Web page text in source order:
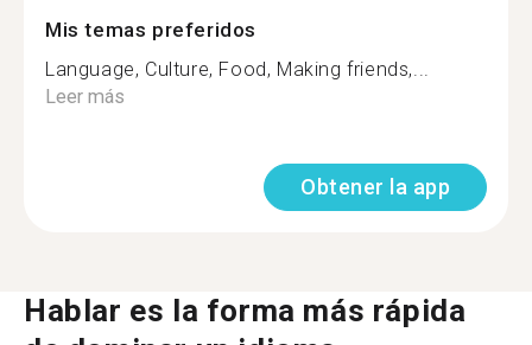
Mis temas preferidos
Language, Culture, Food, Making friends,...
Leer más
Obtener la app
Hablar es la forma más rápida